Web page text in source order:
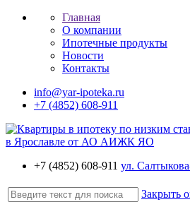
Главная
О компании
Ипотечные продукты
Новости
Контакты
info@yar-ipoteka.ru
+7 (4852) 608-911
+7 (4852) 608-911 ул.
Закрыть